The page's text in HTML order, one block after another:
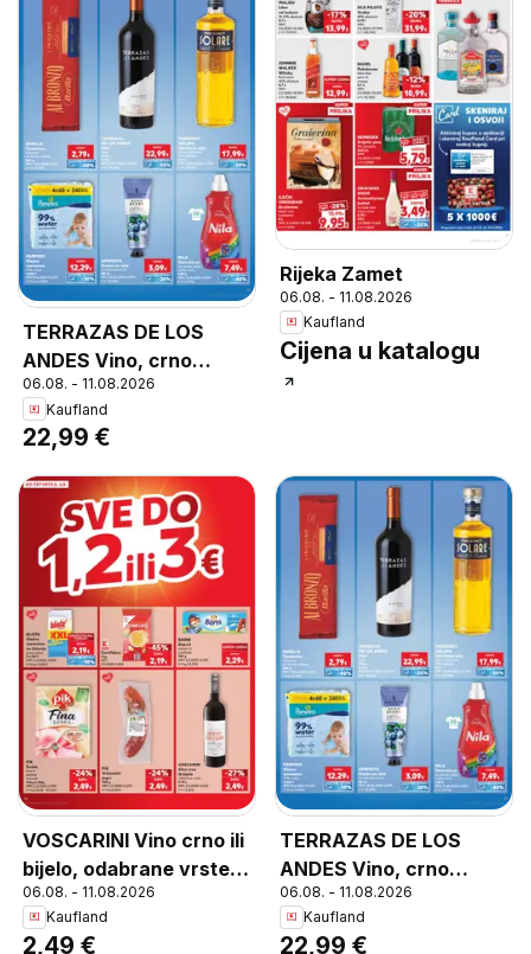
TERRAZAS DE LOS
ANDES Vino, crno
Malbec 0,75 L
06.08. - 11.08.2026
Kaufland
22,99 €
Rijeka Zamet
06.08. - 11.08.2026
Kaufland
Cijena u katalogu
VOSCARINI Vino crno ili
bijelo, odabrane vrste
0,75 L
06.08. - 11.08.2026
Kaufland
2,49 €
TERRAZAS DE LOS
ANDES Vino, crno
Malbec 0,75 L
06.08. - 11.08.2026
Kaufland
22,99 €